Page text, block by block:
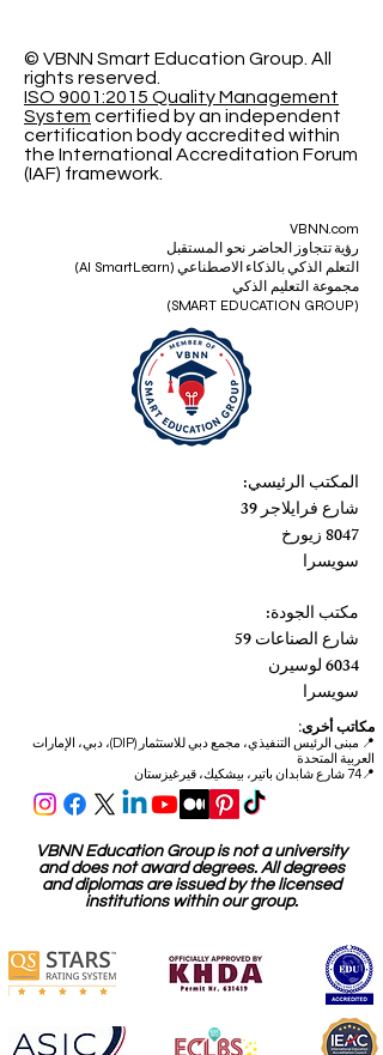
© VBNN Smart Education Group. All
rights reserved.
ISO 9001:2015 Quality Management
System certified by an independent
certification body accredited within
the International Accreditation Forum
(IAF) framework.
VBNN.com
رؤية تتجاوز الحاضر نحو المستقبل
التعلم الذكي بالذكاء الاصطناعي (AI SmartLearn)
مجموعة التعليم الذكي
(SMART EDUCATION GROUP)
المكتب الرئيسي:
شارع فرايلاجر 39
8047 زيورخ
سويسرا
مكتب الجودة:
شارع الصناعات 59
6034 لوسيرن
سويسرا
مكاتب أخرى:
📍
مبنى الرئيس التنفيذي، مجمع دبي للاستثمار (DIP)، دبي، الإمارات
العربية المتحدة
📍74 شارع شابدان باتير، بيشكيك، قيرغيزستان
VBNN Education Group is not a university
and does not award degrees. All degrees
and diplomas are issued by the licensed
institutions within our group.